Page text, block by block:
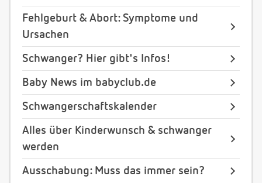
Fehlgeburt & Abort: Symptome und
Ursachen
Schwanger? Hier gibt's Infos!
Baby News im babyclub.de
Schwangerschaftskalender
Alles über Kinderwunsch & schwanger
werden
Ausschabung: Muss das immer sein?